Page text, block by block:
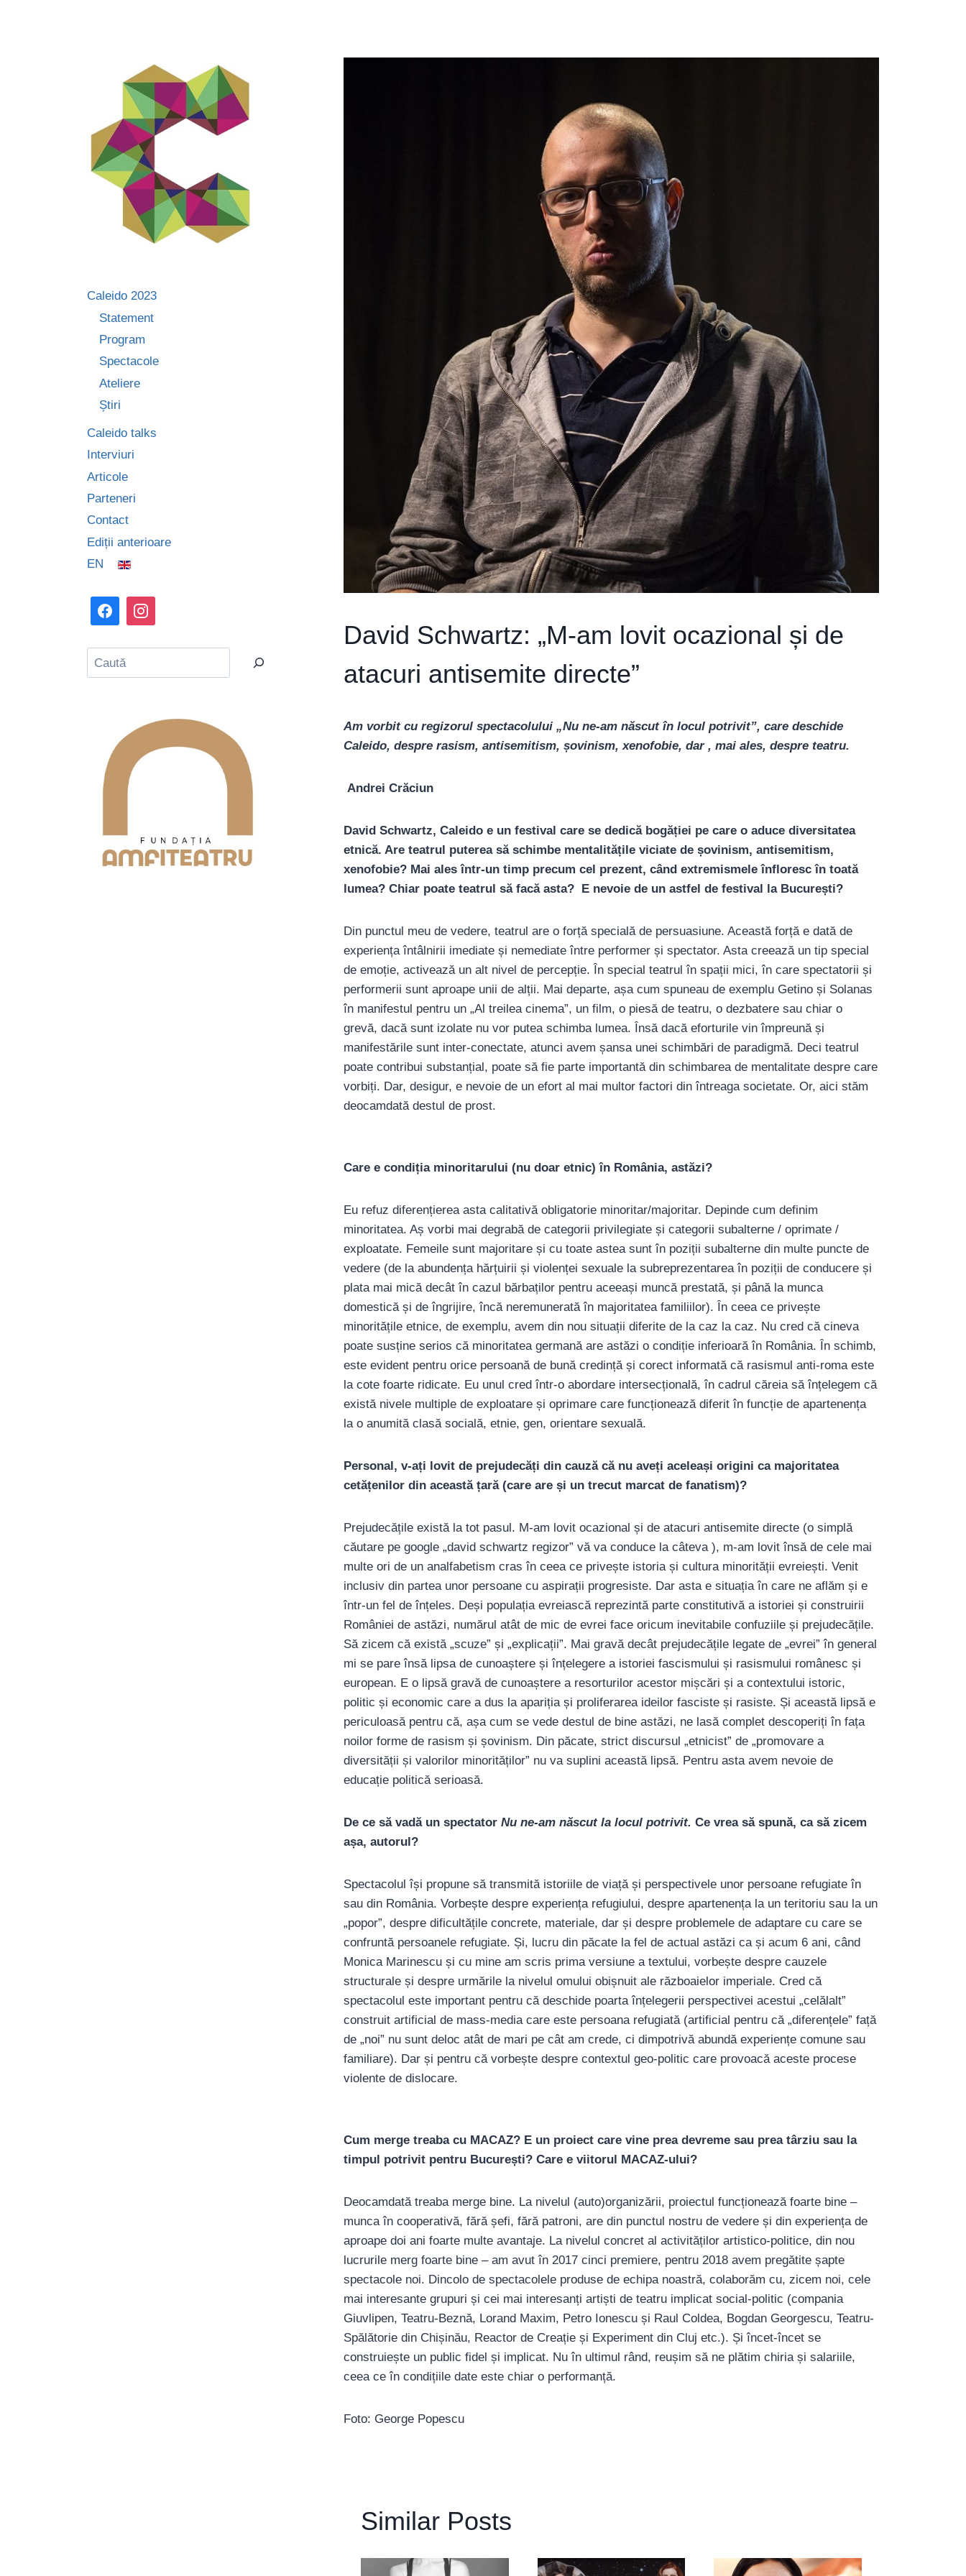
David Schwartz: „M-am lovit ocazional și de
atacuri antisemite directe”
Am vorbit cu regizorul spectacolului „Nu ne-am născut în locul potrivit”, care deschide
Caleido, despre rasism, antisemitism, șovinism, xenofobie, dar , mai ales, despre teatru.
Andrei Crăciun
David Schwartz, Caleido e un festival care se dedică bogăției pe care o aduce diversitatea
etnică. Are teatrul puterea să schimbe mentalitățile viciate de șovinism, antisemitism,
xenofobie? Mai ales într-un timp precum cel prezent, când extremismele înfloresc în toată
lumea? Chiar poate teatrul să facă asta? E nevoie de un astfel de festival la București?
Din punctul meu de vedere, teatrul are o forță specială de persuasiune. Această forță e dată de
experiența întâlnirii imediate și nemediate între performer și spectator. Asta creează un tip special
de emoție, activează un alt nivel de percepție. În special teatrul în spații mici, în care spectatorii și
performerii sunt aproape unii de alții. Mai departe, așa cum spuneau de exemplu Getino și Solanas
în manifestul pentru un „Al treilea cinema”, un film, o piesă de teatru, o dezbatere sau chiar o
grevă, dacă sunt izolate nu vor putea schimba lumea. Însă dacă eforturile vin împreună și
manifestările sunt inter-conectate, atunci avem șansa unei schimbări de paradigmă. Deci teatrul
poate contribui substanțial, poate să fie parte importantă din schimbarea de mentalitate despre care
vorbiți. Dar, desigur, e nevoie de un efort al mai multor factori din întreaga societate. Or, aici stăm
deocamdată destul de prost.
Care e condiția minoritarului (nu doar etnic) în România, astăzi?
Eu refuz diferențierea asta calitativă obligatorie minoritar/majoritar. Depinde cum definim
minoritatea. Aș vorbi mai degrabă de categorii privilegiate și categorii subalterne / oprimate /
exploatate. Femeile sunt majoritare și cu toate astea sunt în poziții subalterne din multe puncte de
vedere (de la abundența hărțuirii și violenței sexuale la subreprezentarea în poziții de conducere și
plata mai mică decât în cazul bărbaților pentru aceeași muncă prestată, și până la munca
domestică și de îngrijire, încă neremunerată în majoritatea familiilor). În ceea ce privește
minoritățile etnice, de exemplu, avem din nou situații diferite de la caz la caz. Nu cred că cineva
poate susține serios că minoritatea germană are astăzi o condiție inferioară în România. În schimb,
este evident pentru orice persoană de bună credință și corect informată că rasismul anti-roma este
la cote foarte ridicate. Eu unul cred într-o abordare intersecțională, în cadrul căreia să înțelegem că
există nivele multiple de exploatare și oprimare care funcționează diferit în funcție de apartenența
la o anumită clasă socială, etnie, gen, orientare sexuală.
Personal, v-ați lovit de prejudecăți din cauză că nu aveți aceleași origini ca majoritatea
cetățenilor din această țară (care are și un trecut marcat de fanatism)?
Prejudecățile există la tot pasul. M-am lovit ocazional și de atacuri antisemite directe (o simplă
căutare pe google „david schwartz regizor” vă va conduce la câteva ), m-am lovit însă de cele mai
multe ori de un analfabetism cras în ceea ce privește istoria și cultura minorității evreiești. Venit
inclusiv din partea unor persoane cu aspirații progresiste. Dar asta e situația în care ne aflăm și e
într-un fel de înțeles. Deși populația evreiască reprezintă parte constitutivă a istoriei și construirii
României de astăzi, numărul atât de mic de evrei face oricum inevitabile confuziile și prejudecățile.
Să zicem că există „scuze” și „explicații”. Mai gravă decât prejudecățile legate de „evrei” în general
mi se pare însă lipsa de cunoaștere și înțelegere a istoriei fascismului și rasismului românesc și
european. E o lipsă gravă de cunoaștere a resorturilor acestor mișcări și a contextului istoric,
politic și economic care a dus la apariția și proliferarea ideilor fasciste și rasiste. Și această lipsă e
periculoasă pentru că, așa cum se vede destul de bine astăzi, ne lasă complet descoperiți în fața
noilor forme de rasism și șovinism. Din păcate, strict discursul „etnicist” de „promovare a
diversității și valorilor minorităților” nu va suplini această lipsă. Pentru asta avem nevoie de
educație politică serioasă.
De ce să vadă un spectatorNu ne-am născut la locul potrivit.Ce vrea să spună, ca să zicem
așa, autorul?
Spectacolul își propune să transmită istoriile de viață și perspectivele unor persoane refugiate în
sau din România. Vorbește despre experiența refugiului, despre apartenența la un teritoriu sau la un
„popor”, despre dificultățile concrete, materiale, dar și despre problemele de adaptare cu care se
confruntă persoanele refugiate. Și, lucru din păcate la fel de actual astăzi ca și acum 6 ani, când
Monica Marinescu și cu mine am scris prima versiune a textului, vorbește despre cauzele
structurale și despre urmările la nivelul omului obișnuit ale războaielor imperiale. Cred că
spectacolul este important pentru că deschide poarta înțelegerii perspectivei acestui „celălalt”
construit artificial de mass-media care este persoana refugiată (artificial pentru că „diferențele” față
de „noi” nu sunt deloc atât de mari pe cât am crede, ci dimpotrivă abundă experiențe comune sau
familiare). Dar și pentru că vorbește despre contextul geo-politic care provoacă aceste procese
violente de dislocare.
Cum merge treaba cu MACAZ? E un proiect care vine prea devreme sau prea târziu sau la
timpul potrivit pentru București? Care e viitorul MACAZ-ului?
Deocamdată treaba merge bine. La nivelul (auto)organizării, proiectul funcționează foarte bine –
munca în cooperativă, fără șefi, fără patroni, are din punctul nostru de vedere și din experiența de
aproape doi ani foarte multe avantaje. La nivelul concret al activităților artistico-politice, din nou
lucrurile merg foarte bine – am avut în 2017 cinci premiere, pentru 2018 avem pregătite șapte
spectacole noi. Dincolo de spectacolele produse de echipa noastră, colaborăm cu, zicem noi, cele
mai interesante grupuri și cei mai interesanți artiști de teatru implicat social-politic (compania
Giuvlipen, Teatru-Beznă, Lorand Maxim, Petro Ionescu și Raul Coldea, Bogdan Georgescu, Teatru-
Spălătorie din Chișinău, Reactor de Creație și Experiment din Cluj etc.). Și încet-încet se
construiește un public fidel și implicat. Nu în ultimul rând, reușim să ne plătim chiria și salariile,
ceea ce în condițiile date este chiar o performanță.
Foto: George Popescu
Similar Posts
Caleido 2023
Statement
Program
Spectacole
Ateliere
Știri
Caleido talks
Interviuri
Articole
Parteneri
Contact
Ediții anterioare
EN
Caută